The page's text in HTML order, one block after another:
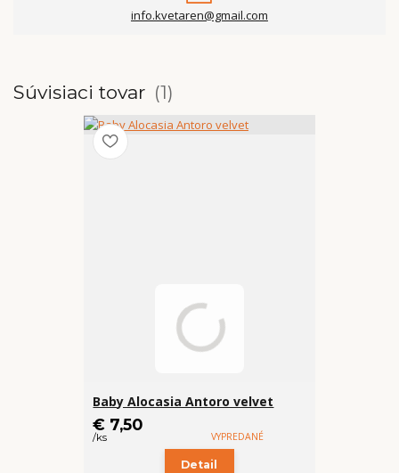
info.kvetaren@gmail.com
Súvisiaci tovar 1
Baby Alocasia Antoro velvet
€ 7,50
/ks VYPREDANÉ
Detail